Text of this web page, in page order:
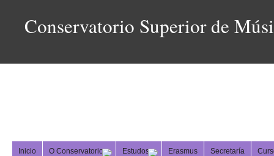
Conservatorio Superior de
Inicio O Conservatorio Estudos Erasmus Secretaría